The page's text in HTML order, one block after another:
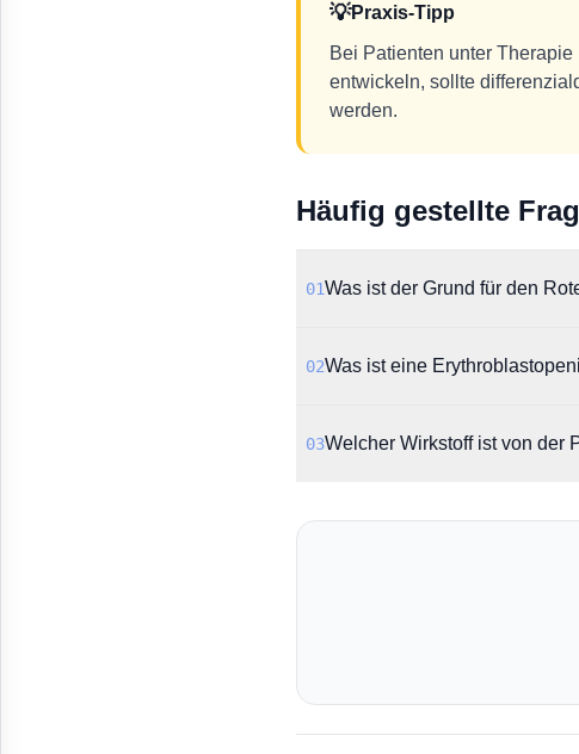
💡Praxis-Tipp
Bei Patienten unter
entwickeln, sollte
werden.
Häufig gestellte
01Was ist der Grund für den
Mycophenolatmofetil
02Was ist eine
zu einer schweren Anämie bei
03Welcher Wirkstoff ist von der
dem Handelsnamen Cellcept®